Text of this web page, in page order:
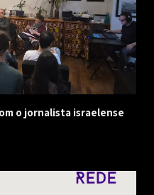
o jornalista israelense